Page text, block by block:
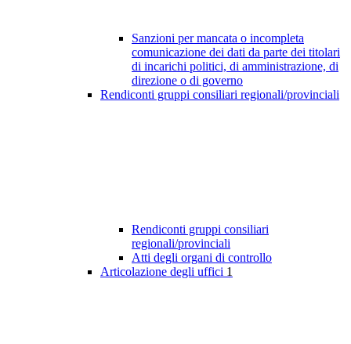
Sanzioni per mancata o incompleta
comunicazione dei dati da parte dei titolari
di incarichi politici, di amministrazione, di
direzione o di governo
Rendiconti gruppi consiliari regionali/provinciali
Rendiconti gruppi consiliari
regionali/provinciali
Atti degli organi di controllo
Articolazione degli uffici 1